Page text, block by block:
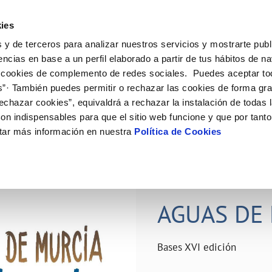
y de terceros para analizar nuestros servicios y mostrarte
en base a un perfil elaborado a partir de tus hábitos de
de complemento de redes sociales. Puedes aceptar
También puedes permitir o rechazar las cookies de forma
cookies”, equivaldrá a rechazar la instalación de todas
indispensables para que el sitio web funcione y que por
más información en nuestra Política de Cookies
de titular
de suministro
MODIFICACIÓN DE DATOS
Actualizar datos bancários
Actualizar datos de
VER TODAS LAS GESTIONES
Tu Servicio
AL CLIENTE
contacto
COMPROMISO DE SERVICIO
Carta de compromisos
Customer Counsel (Defensa del
Tu Agua
del agua
consumidor
CUIDADOS DEL AGUA
Consejos de ahorro
Depósitos comunitarios
comunitarios
Conócenos
DE GESTIÓN Y CERTIFICADOS
PERFIL DEL CONTRATANTE
Plataforma de contratación del
público
Licitaciones en curso
AGUAS
Bases XVI edición